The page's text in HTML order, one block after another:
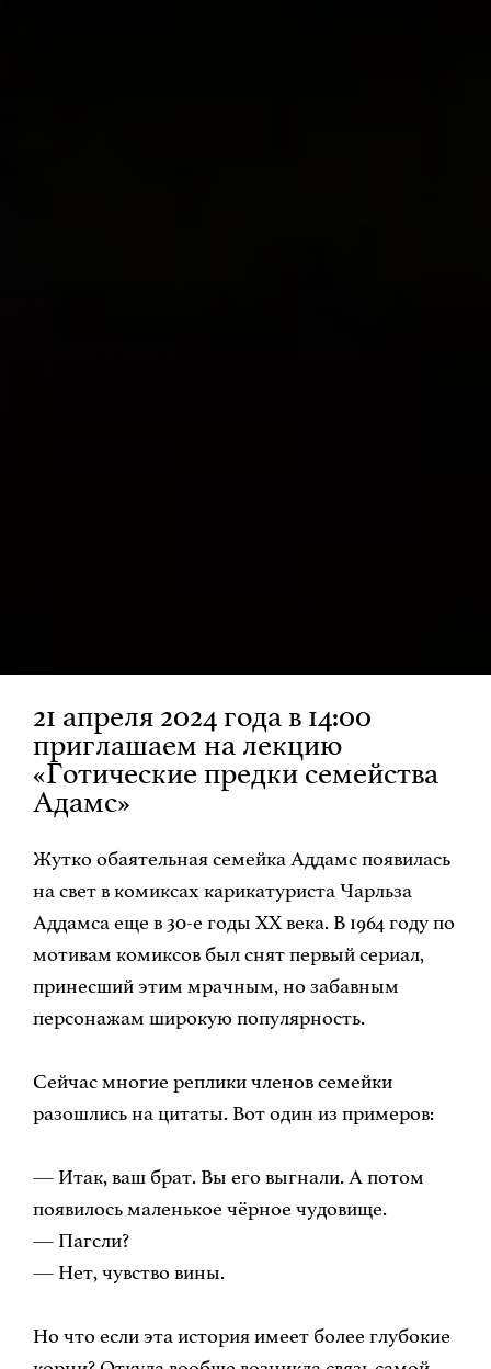
21 апреля 2024 года в 14:00
приглашаем на лекцию
«Готические предки семейства
Адамс»
Жутко обаятельная семейка Аддамс появилась
на свет в комиксах карикатуриста Чарльза
Аддамса еще в 30-е годы ХХ века. В 1964 году по
мотивам комиксов был снят первый сериал,
принесший этим мрачным, но забавным
персонажам широкую популярность.
Сейчас многие реплики членов семейки
разошлись на цитаты. Вот один из примеров:
— Итак, ваш брат. Вы его выгнали. А потом
появилось маленькое чёрное чудовище.
— Пагсли?
— Нет, чувство вины.
Но что если эта история имеет более глубокие